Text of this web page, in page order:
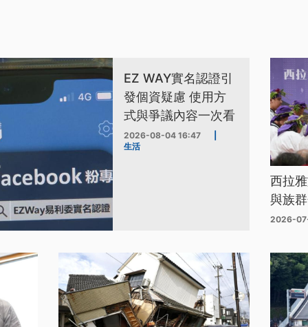
EZ WAY實名認證引
發個資疑慮 使用方
式與爭議內容一次看
2026-08-04 16:47
生活
西拉
與族
2026-